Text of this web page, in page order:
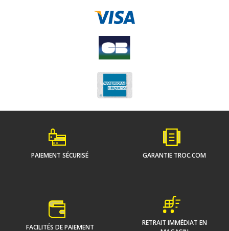
PAIEMENT SÉCURISÉ GARANTIE TROC.COM
FACILITÉS DE PAIEMENT
RETRAIT IMMÉDIAT EN